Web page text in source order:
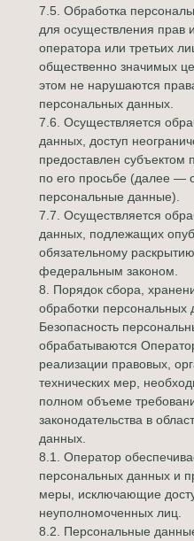
7.5. Обработка
для осуществления прав
оператора или третьих
общественно значимых
этом не нарушаются
персональных данных.
7.6. Осуществляется
данных, доступ
предоставлен
по его просьбе (далее —
персональные данные).
7.7. Осуществляется
данных, подлежащих
обязательному
федеральным законом.
8. Порядок сбора,
обработки персональных
Безопасность
обрабатываются
реализации правовых,
технических мер,
полном объеме
законодательства в
данных.
8.1. Оператор
персональных данных и
меры, исключающие
неуполномоченных лиц.
8.2. Персональные